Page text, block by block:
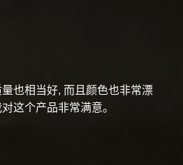
也相当好, 而且颜色也非常漂
这个产品非常满意。